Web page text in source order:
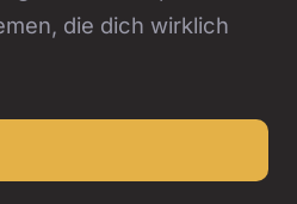
die dich wirklich